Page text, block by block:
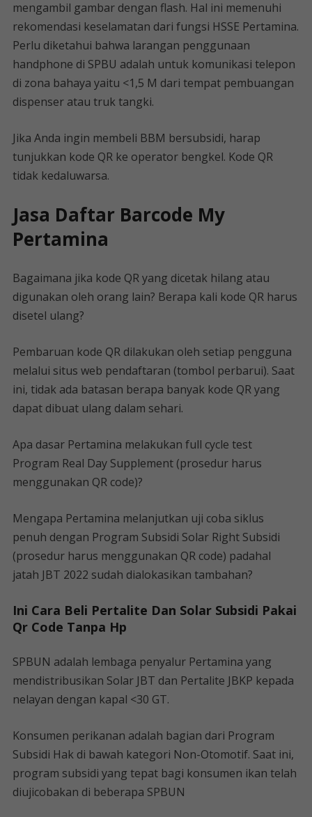
mengambil gambar dengan flash. Hal ini memenuhi
rekomendasi keselamatan dari fungsi HSSE Pertamina.
Perlu diketahui bahwa larangan penggunaan
handphone di SPBU adalah untuk komunikasi telepon
di zona bahaya yaitu <1,5 M dari tempat pembuangan
dispenser atau truk tangki.
Jika Anda ingin membeli BBM bersubsidi, harap
tunjukkan kode QR ke operator bengkel. Kode QR
tidak kedaluwarsa.
Jasa Daftar Barcode My
Pertamina
Bagaimana jika kode QR yang dicetak hilang atau
digunakan oleh orang lain? Berapa kali kode QR harus
disetel ulang?
Pembaruan kode QR dilakukan oleh setiap pengguna
melalui situs web pendaftaran (tombol perbarui). Saat
ini, tidak ada batasan berapa banyak kode QR yang
dapat dibuat ulang dalam sehari.
Apa dasar Pertamina melakukan full cycle test
Program Real Day Supplement (prosedur harus
menggunakan QR code)?
Mengapa Pertamina melanjutkan uji coba siklus
penuh dengan Program Subsidi Solar Right Subsidi
(prosedur harus menggunakan QR code) padahal
jatah JBT 2022 sudah dialokasikan tambahan?
Ini Cara Beli Pertalite Dan Solar Subsidi Pakai
Qr Code Tanpa Hp
SPBUN adalah lembaga penyalur Pertamina yang
mendistribusikan Solar JBT dan Pertalite JBKP kepada
nelayan dengan kapal <30 GT.
Konsumen perikanan adalah bagian dari Program
Subsidi Hak di bawah kategori Non-Otomotif. Saat ini,
program subsidi yang tepat bagi konsumen ikan telah
diujicobakan di beberapa SPBUN